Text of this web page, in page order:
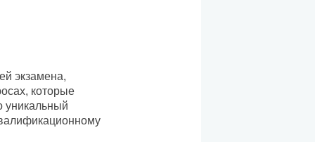
экзамена,
которые
уникальный